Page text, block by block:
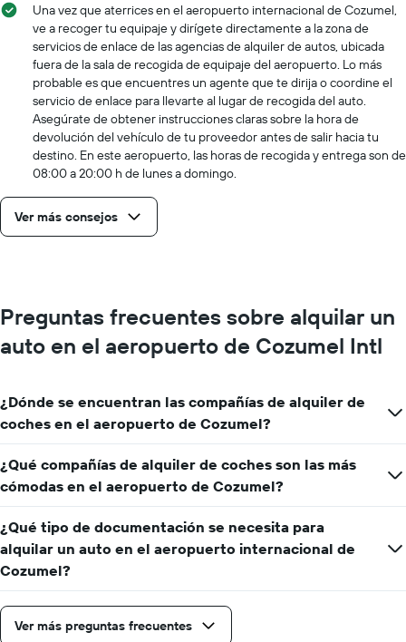
Una vez que aterrices en el aeropuerto internacional de Cozumel,
ve a recoger tu equipaje y dirígete directamente a la zona de
servicios de enlace de las agencias de alquiler de autos, ubicada
fuera de la sala de recogida de equipaje del aeropuerto. Lo más
probable es que encuentres un agente que te dirija o coordine el
servicio de enlace para llevarte al lugar de recogida del auto.
Asegúrate de obtener instrucciones claras sobre la hora de
devolución del vehículo de tu proveedor antes de salir hacia tu
destino. En este aeropuerto, las horas de recogida y entrega son de
08:00 a 20:00 h de lunes a domingo.
Ver más consejos
Preguntas frecuentes sobre alquilar un
auto en el aeropuerto de Cozumel Intl
¿Dónde se encuentran las compañías de alquiler de
coches en el aeropuerto de Cozumel?
¿Qué compañías de alquiler de coches son las más
cómodas en el aeropuerto de Cozumel?
¿Qué tipo de documentación se necesita para
alquilar un auto en el aeropuerto internacional de
Cozumel?
Ver más preguntas frecuentes